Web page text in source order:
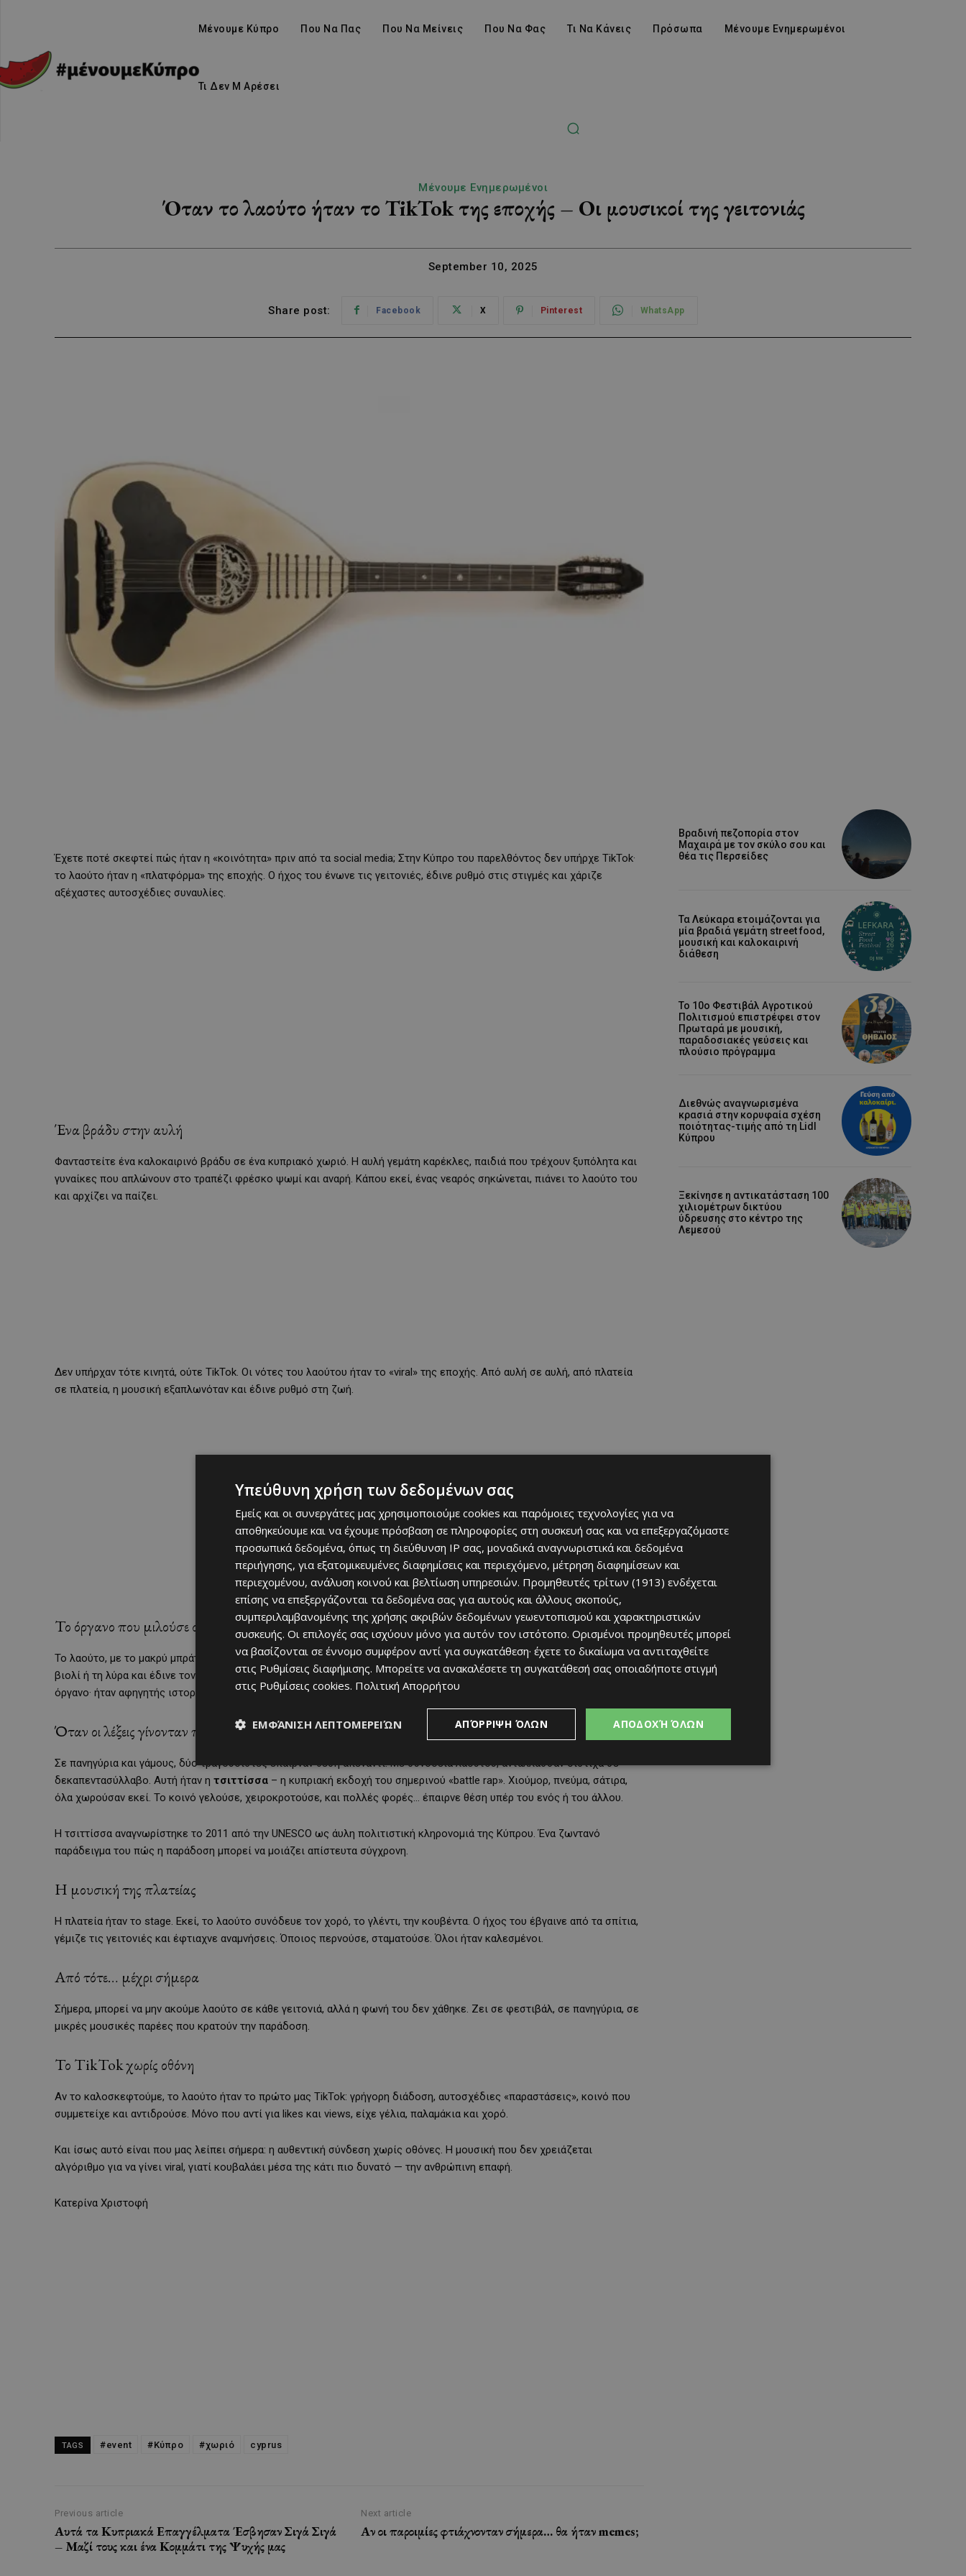
Μένουμε Κύπρο Που Να Πας Που Να Μείνεις Που Να Φας Τι Να Κάνεις Πρόσωπα Μένουμε Ενημερωμένοι
Τι Δεν Μ Αρέσει
Μένουμε Ενημερωμένοι
Όταν το λαούτο ήταν το TikTok της εποχής – Οι μουσικοί της γειτονιάς
September 10, 2025
Share post: Facebook X Pinterest WhatsApp
Έχετε ποτέ σκεφτεί πώς ήταν η «κοινότητα» πριν από τα social media; Στην Κύπρο του παρελθόντος δεν υπήρχε TikTok·
το λαούτο ήταν η «πλατφόρμα» της εποχής. Ο ήχος του ένωνε τις γειτονιές, έδινε ρυθμό στις στιγμές και χάριζε
αξέχαστες αυτοσχέδιες συναυλίες.
Ένα βράδυ στην αυλή
Φανταστείτε ένα καλοκαιρινό βράδυ σε ένα κυπριακό χωριό. Η αυλή γεμάτη καρέκλες, παιδιά που τρέχουν ξυπόλητα και
γυναίκες που απλώνουν στο τραπέζι φρέσκο ψωμί και αναρή. Κάπου εκεί, ένας νεαρός σηκώνεται, πιάνει το λαούτο του
και αρχίζει να παίζει.
Δεν υπήρχαν τότε κινητά, ούτε TikTok. Οι νότες του λαούτου ήταν το «viral» της εποχής. Από αυλή σε αυλή, από πλατεία
σε πλατεία, η μουσική εξαπλωνόταν και έδινε ρυθμό στη ζωή.
Το όργανο που μιλούσε στην ψυχή
Το λαούτο, με το μακρύ μπράτσο και τις διπλές χορδές, ήταν ο σταθερός συνοδός κάθε γιορτής. Στεκόταν δίπλα στο
βιολί ή τη λύρα και έδινε τον ρυθμό που έκανε τους ανθρώπους να σηκωθούν και να χορέψουν. Δεν ήταν απλά μουσικό
όργανο· ήταν αφηγητής ιστοριών, γέφυρα ανάμεσα στις γενιές.
Όταν οι λέξεις γίνονταν παιχνίδι
Σε πανηγύρια και γάμους, δύο τραγουδιστές έπαιρναν θέση απέναντι. Με συνοδεία λαούτου, αντάλλασσαν δίστιχα σε
δεκαπεντασύλλαβο. Αυτή ήταν η τσιττίσσα – η κυπριακή εκδοχή του σημερινού «battle rap». Χιούμορ, πνεύμα, σάτιρα,
όλα χωρούσαν εκεί. Το κοινό γελούσε, χειροκροτούσε, και πολλές φορές… έπαιρνε θέση υπέρ του ενός ή του άλλου.
Η τσιττίσσα αναγνωρίστηκε το 2011 από την UNESCO ως άυλη πολιτιστική κληρονομιά της Κύπρου. Ένα ζωντανό
παράδειγμα του πώς η παράδοση μπορεί να μοιάζει απίστευτα σύγχρονη.
Η μουσική της πλατείας
Η πλατεία ήταν το stage. Εκεί, το λαούτο συνόδευε τον χορό, το γλέντι, την κουβέντα. Ο ήχος του έβγαινε από τα σπίτια,
γέμιζε τις γειτονιές και έφτιαχνε αναμνήσεις. Όποιος περνούσε, σταματούσε. Όλοι ήταν καλεσμένοι.
Από τότε… μέχρι σήμερα
Σήμερα, μπορεί να μην ακούμε λαούτο σε κάθε γειτονιά, αλλά η φωνή του δεν χάθηκε. Ζει σε φεστιβάλ, σε πανηγύρια, σε
μικρές μουσικές παρέες που κρατούν την παράδοση.
Το TikTok χωρίς οθόνη
Αν το καλοσκεφτούμε, το λαούτο ήταν το πρώτο μας TikTok: γρήγορη διάδοση, αυτοσχέδιες «παραστάσεις», κοινό που
συμμετείχε και αντιδρούσε. Μόνο που αντί για likes και views, είχε γέλια, παλαμάκια και χορό.
Και ίσως αυτό είναι που μας λείπει σήμερα: η αυθεντική σύνδεση χωρίς οθόνες. Η μουσική που δεν χρειάζεται
αλγόριθμο για να γίνει viral, γιατί κουβαλάει μέσα της κάτι πιο δυνατό — την ανθρώπινη επαφή.
Κατερίνα Χριστοφή
TAGS #event #Κύπρο #χωριό cyprus
Previous article
Αυτά τα Κυπριακά Επαγγέλματα Έσβησαν Σιγά Σιγά
– Μαζί τους και ένα Κομμάτι της Ψυχής μας
Next article
Αν οι παροιμίες φτιάχνονταν σήμερα… θα ήταν memes;
Βραδινή πεζοπορία στον
Μαχαιρά με τον σκύλο σου και
θέα τις Περσείδες
Τα Λεύκαρα ετοιμάζονται για
μία βραδιά γεμάτη street food,
μουσική και καλοκαιρινή
διάθεση
Το 10ο Φεστιβάλ Αγροτικού
Πολιτισμού επιστρέφει στον
Πρωταρά με μουσική,
παραδοσιακές γεύσεις και
πλούσιο πρόγραμμα
Διεθνώς αναγνωρισμένα
κρασιά στην κορυφαία σχέση
ποιότητας-τιμής από τη Lidl
Κύπρου
Ξεκίνησε η αντικατάσταση 100
χιλιομέτρων δικτύου
ύδρευσης στο κέντρο της
Λεμεσού
Υπεύθυνη χρήση των δεδομένων σας
Εμείς και οι συνεργάτες μας χρησιμοποιούμε cookies και παρόμοιες τεχνολογίες για να
αποθηκεύουμε και να έχουμε πρόσβαση σε πληροφορίες στη συσκευή σας και να επεξεργαζόμαστε
προσωπικά δεδομένα, όπως τη διεύθυνση IP σας, μοναδικά αναγνωριστικά και δεδομένα
περιήγησης, για εξατομικευμένες διαφημίσεις και περιεχόμενο, μέτρηση διαφημίσεων και
περιεχομένου, ανάλυση κοινού και βελτίωση υπηρεσιών. Προμηθευτές τρίτων (1913) ενδέχεται
επίσης να επεξεργάζονται τα δεδομένα σας για αυτούς και άλλους σκοπούς,
συμπεριλαμβανομένης της χρήσης ακριβών δεδομένων γεωεντοπισμού και χαρακτηριστικών
συσκευής. Οι επιλογές σας ισχύουν μόνο για αυτόν τον ιστότοπο. Ορισμένοι προμηθευτές μπορεί
να βασίζονται σε έννομο συμφέρον αντί για συγκατάθεση· έχετε το δικαίωμα να αντιταχθείτε
στις Ρυθμίσεις διαφήμισης. Μπορείτε να ανακαλέσετε τη συγκατάθεσή σας οποιαδήποτε στιγμή
στις Ρυθμίσεις cookies. Πολιτική Απορρήτου
ΑΠΟΔΟΧΉ ΌΛΩΝ
ΑΠΌΡΡΙΨΗ ΌΛΩΝ
ΕΜΦΆΝΙΣΗ ΛΕΠΤΟΜΕΡΕΙΏΝ